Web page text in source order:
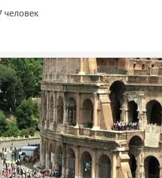
человек
туристов на
экскурсии оплачивается
маршрут по желанию.
день и позже 20.00 - цена
забирать туристов от